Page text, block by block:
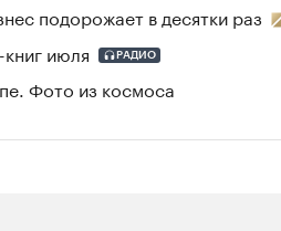
подорожает в десятки раз
июля
РАДИО
Фото из космоса